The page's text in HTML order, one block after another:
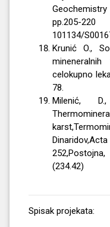
101134/
Krunić O.,
celokupno
78.
Milenić,
(234.42)
Spisak projekata: